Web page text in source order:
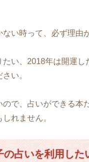
ない時って、必ず理由
い、2018年は開運し
い。
ので、占いができる本
れません。
の占いを利用した